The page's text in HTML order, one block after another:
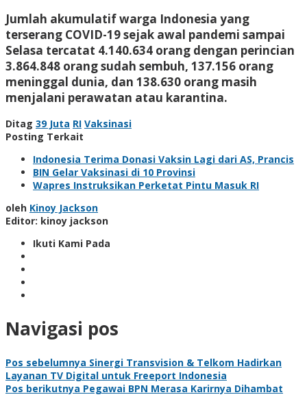
Jumlah akumulatif warga Indonesia yang
terserang COVID-19 sejak awal pandemi sampai
Selasa tercatat 4.140.634 orang dengan perincian
3.864.848 orang sudah sembuh, 137.156 orang
meninggal dunia, dan 138.630 orang masih
menjalani perawatan atau karantina.
Ditag 39 Juta RI Vaksinasi
Posting Terkait
Indonesia Terima Donasi Vaksin Lagi dari AS, Prancis
BIN Gelar Vaksinasi di 10 Provinsi
Wapres Instruksikan Perketat Pintu Masuk RI
oleh Kinoy Jackson
Editor: kinoy jackson
Ikuti Kami Pada
Navigasi pos
Pos sebelumnya Sinergi Transvision & Telkom Hadirkan
Layanan TV Digital untuk Freeport Indonesia
Pos berikutnya Pegawai BPN Merasa Karirnya Dihambat